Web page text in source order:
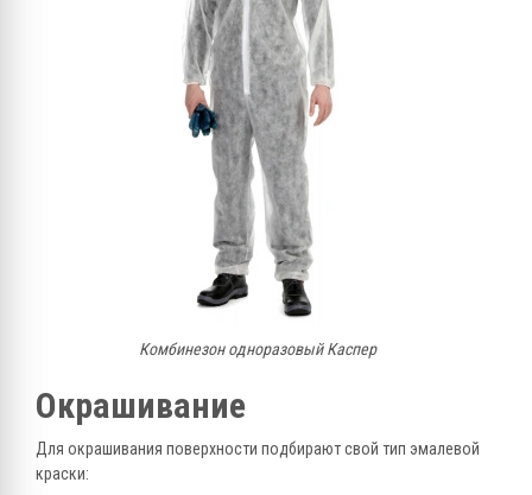
Комбинезон одноразовый Каспер
Окрашивание
Для окрашивания поверхности подбирают свой тип эмалевой
краски: